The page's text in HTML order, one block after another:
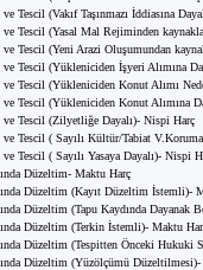
Tescil (Vakıf Taşınmazı İddiasına
ve Tescil (Yasal Mal Rejiminden
Tescil (Yeni Arazi Oluşumundan
Tescil (Yükleniciden İşyeri Alımına
ve Tescil (Yükleniciden Konut Alımı
Tescil (Yükleniciden Konut Alımına
ve Tescil (Zilyetliğe Dayalı)- Nispi Harç
Tescil ( Sayılı Kültür/Tabiat
Tescil ( Sayılı Yasaya Dayalı)- Nispi
Düzeltim- Maktu Harç
Düzeltim (Kayıt Düzeltim İstemli)-
Düzeltim (Tapu Kaydında Dayanak
Düzeltim (Terkin İstemli)- Maktu
Düzeltim (Tespitten Önceki Hukuki
Düzeltim (Yüzölçümü